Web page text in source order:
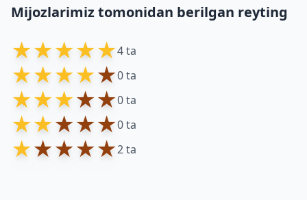
Mijozlarimiz tomonidan berilgan reyting
★★★★★4 ta
★★★★★0 ta
★★★★★0 ta
★★★★★0 ta
★★★★★2 ta